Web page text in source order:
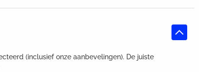
(inclusief onze aanbevelingen). De juiste